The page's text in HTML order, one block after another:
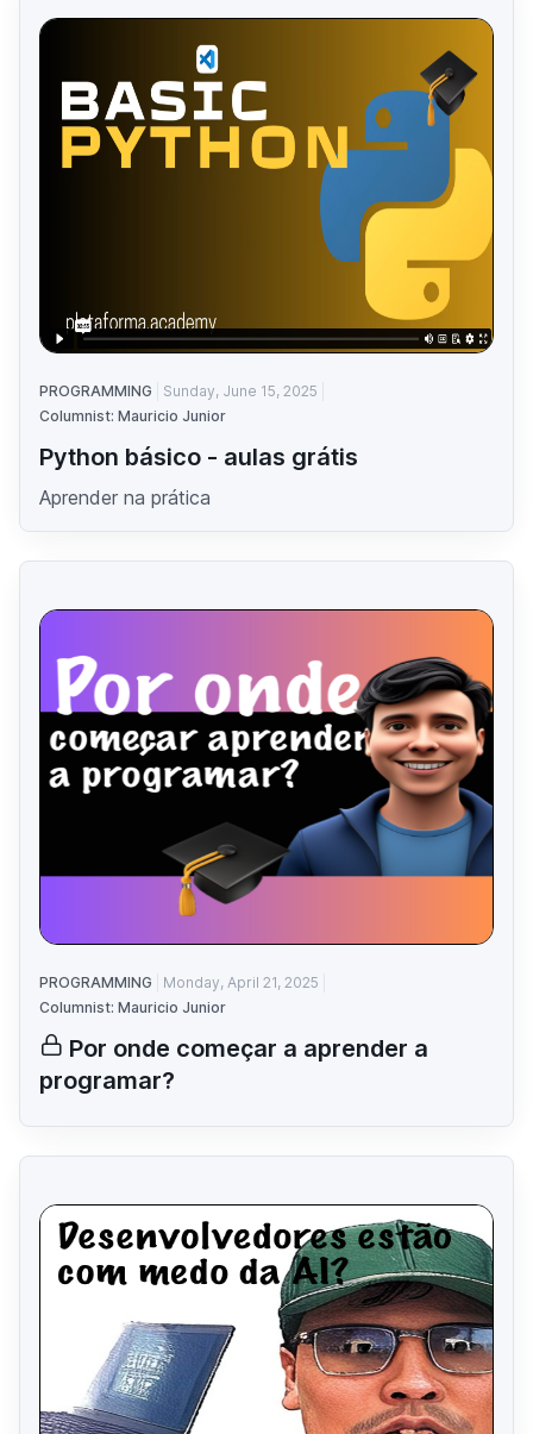
PROGRAMMING
Sunday, June 15, 2025
Columnist: Mauricio Junior
Python básico - aulas grátis
Aprender na prática
PROGRAMMING
Monday, April 21, 2025
Columnist: Mauricio Junior
Por onde começar a aprender a
programar?